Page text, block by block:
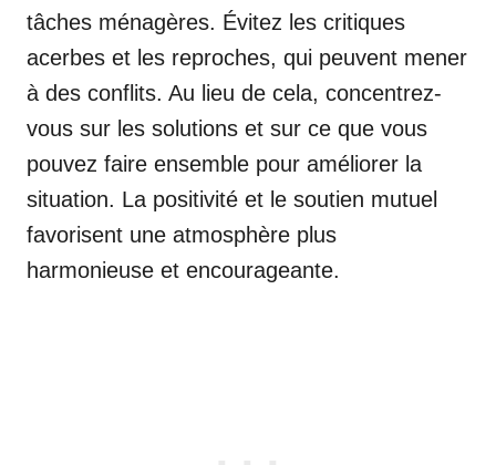
tâches ménagères. Évitez les critiques
acerbes et les reproches, qui peuvent mener
à des conflits. Au lieu de cela, concentrez-
vous sur les solutions et sur ce que vous
pouvez faire ensemble pour améliorer la
situation. La positivité et le soutien mutuel
favorisent une atmosphère plus
harmonieuse et encourageante.